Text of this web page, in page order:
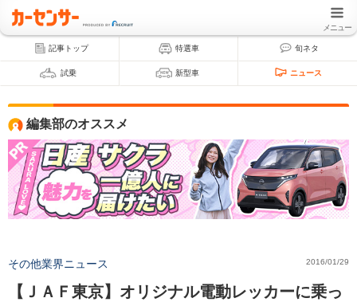
メニュー
記事トップ 特選車 旬ネタ
試乗 新型車 ニュース
編集部のオススメ
その他業界ニュース 2016/01/29
【ＪＡＦ東京】オリジナル電動レッカーに乗っ